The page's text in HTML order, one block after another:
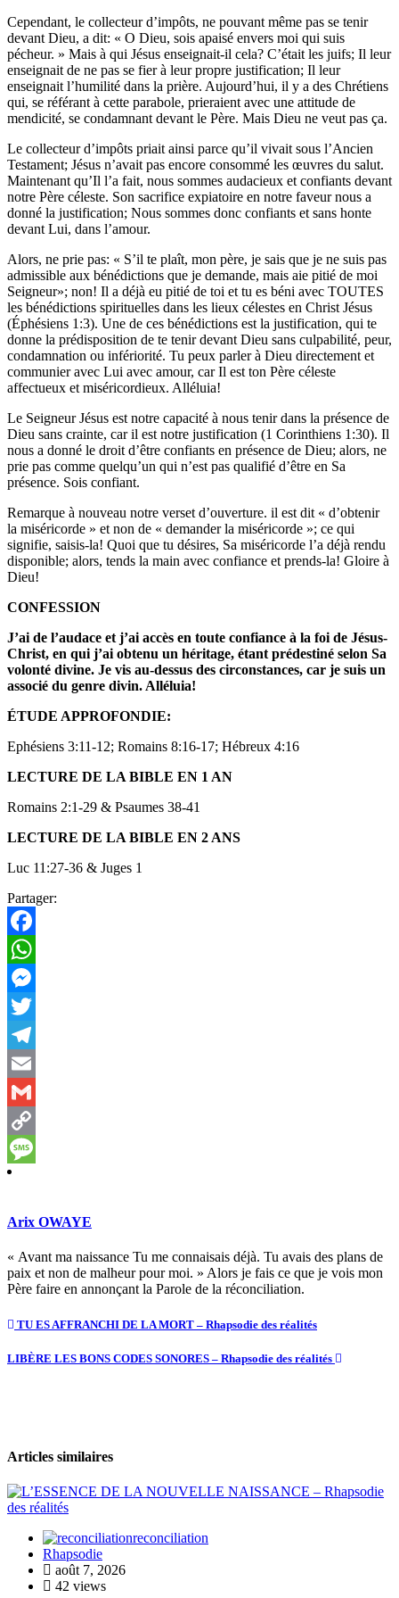
Cependant, le collecteur d’impôts, ne pouvant même pas se tenir
devant Dieu, a dit: « O Dieu, sois apaisé envers moi qui suis
pécheur. » Mais à qui Jésus enseignait-il cela? C’était les juifs; Il leur
enseignait de ne pas se fier à leur propre justification; Il leur
enseignait l’humilité dans la prière. Aujourd’hui, il y a des Chrétiens
qui, se référant à cette parabole, prieraient avec une attitude de
mendicité, se condamnant devant le Père. Mais Dieu ne veut pas ça.
Le collecteur d’impôts priait ainsi parce qu’il vivait sous l’Ancien
Testament; Jésus n’avait pas encore consommé les œuvres du salut.
Maintenant qu’Il l’a fait, nous sommes audacieux et confiants devant
notre Père céleste. Son sacrifice expiatoire en notre faveur nous a
donné la justification; Nous sommes donc confiants et sans honte
devant Lui, dans l’amour.
Alors, ne prie pas: « S’il te plaît, mon père, je sais que je ne suis pas
admissible aux bénédictions que je demande, mais aie pitié de moi
Seigneur»; non! Il a déjà eu pitié de toi et tu es béni avec TOUTES
les bénédictions spirituelles dans les lieux célestes en Christ Jésus
(Éphésiens 1:3). Une de ces bénédictions est la justification, qui te
donne la prédisposition de te tenir devant Dieu sans culpabilité, peur,
condamnation ou infériorité. Tu peux parler à Dieu directement et
communier avec Lui avec amour, car Il est ton Père céleste
affectueux et miséricordieux. Alléluia!
Le Seigneur Jésus est notre capacité à nous tenir dans la présence de
Dieu sans crainte, car il est notre justification (1 Corinthiens 1:30). Il
nous a donné le droit d’être confiants en présence de Dieu; alors, ne
prie pas comme quelqu’un qui n’est pas qualifié d’être en Sa
présence. Sois confiant.
Remarque à nouveau notre verset d’ouverture. il est dit « d’obtenir
la miséricorde » et non de « demander la miséricorde »; ce qui
signifie, saisis-la! Quoi que tu désires, Sa miséricorde l’a déjà rendu
disponible; alors, tends la main avec confiance et prends-la! Gloire à
Dieu!
CONFESSION
J’ai de l’audace et j’ai accès en toute confiance à la foi de Jésus-
Christ, en qui j’ai obtenu un héritage, étant prédestiné selon Sa
volonté divine. Je vis au-dessus des circonstances, car je suis un
associé du genre divin. Alléluia!
ÉTUDE APPROFONDIE:
Ephésiens 3:11-12; Romains 8:16-17; Hébreux 4:16
LECTURE DE LA BIBLE EN 1 AN
Romains 2:1-29 & Psaumes 38-41
LECTURE DE LA BIBLE EN 2 ANS
Luc 11:27-36 & Juges 1
Partager:
Facebook
WhatsApp
Messenger
Twitter
Telegram
Email
Gmail
Copy
Link
Message
Arix OWAYE
« Avant ma naissance Tu me connaisais déjà. Tu avais des plans de
paix et non de malheur pour moi. » Alors je fais ce que je vois mon
Père faire en annonçant la Parole de la réconciliation.
TU ES AFFRANCHI DE LA MORT – Rhapsodie des réalités
LIBÈRE LES BONS CODES SONORES – Rhapsodie des réalités
Articles similaires
reconciliation
Rhapsodie
août 7, 2026
42 views